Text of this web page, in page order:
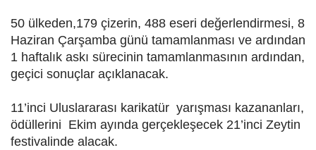
50 ülkeden,179 çizerin, 488 eseri değerlendirmesi, 8
Haziran Çarşamba günü tamamlanması ve ardından
1 haftalık askı sürecinin tamamlanmasının ardından,
geçici sonuçlar açıklanacak.
11’inci Uluslararası karikatür yarışması kazananları,
ödüllerini Ekim ayında gerçekleşecek 21’inci Zeytin
festivalinde alacak.